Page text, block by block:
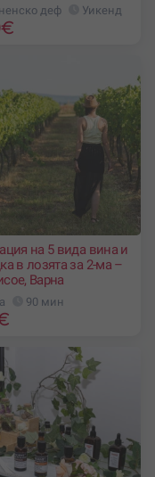
деф Уикенд
€
на 5 вида вина и
в лозята за 2-ма –
Варна
90 мин